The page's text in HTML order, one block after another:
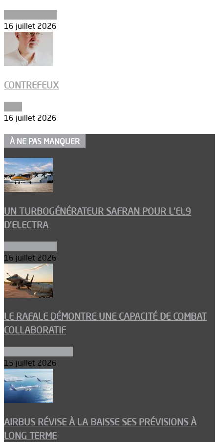
16 juillet 2026
CONTREFEUX
16 juillet 2026
À NE PAS MANQUER
UN TURBOGÉNÉRATEUR SAFRAN POUR L’EL9
D’ELECTRA
16 juillet 2026
LE RAFALE DÉMONTRE UNE CAPACITÉ DE COMBAT
COLLABORATIF
15 juillet 2026
AIRBUS RÉVISE À LA BAISSE SES PRÉVISIONS À
LONG TERME